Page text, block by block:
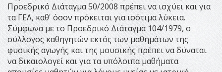
Προεδρικό Διάταγμα 50/2008 πρέπει να ισχύει και για
τα ΓΕΛ, καθ' όσον πρόκειται για ισότιμα λύκεια.
Σύμφωνα με το Προεδρικό Διάταγμα 104/1979, ο
σύλλογος καθηγητών εκτός των μαθημάτων της
φυσικής αγωγής και της μουσικής πρέπει να δύναται
να δικαιολογεί και για τα υπόλοιπα μαθήματα